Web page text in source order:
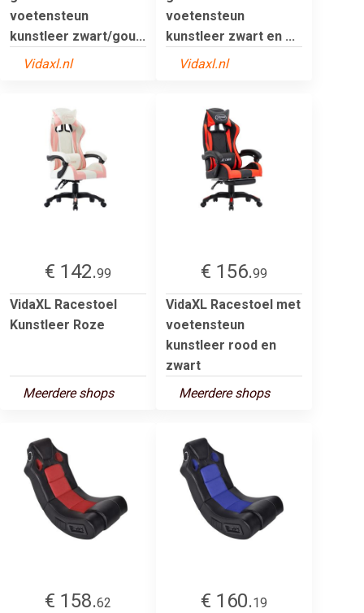
voetensteun
kunstleer zwart/gou...
Vidaxl.nl
voetensteun
kunstleer zwart en ...
Vidaxl.nl
€ 142.99
VidaXL Racestoel
Kunstleer Roze
Meerdere shops
€ 156.99
VidaXL Racestoel met
voetensteun
kunstleer rood en
zwart
Meerdere shops
€ 158.62
€ 160.19